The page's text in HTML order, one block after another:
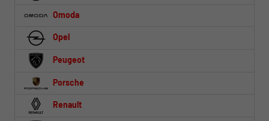
Omoda
Opel
Peugeot
Porsche
Renault